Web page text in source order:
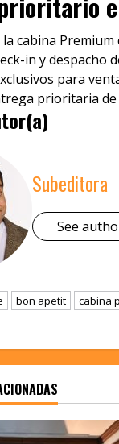
la cabina
in y despacho
para
prioritaria de
Subeditora
See
bon apetit cabina